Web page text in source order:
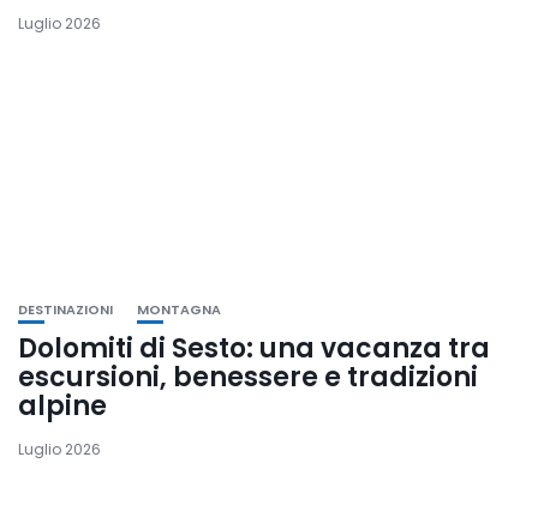
Luglio 2026
DESTINAZIONI MONTAGNA
Dolomiti di Sesto: una vacanza tra
escursioni, benessere e tradizioni
alpine
Luglio 2026